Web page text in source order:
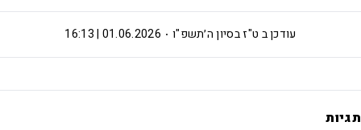
ט"ז בסיון ה׳תשפ"ו 01.06.2026 | 16:13 עודכן ב
תגיות